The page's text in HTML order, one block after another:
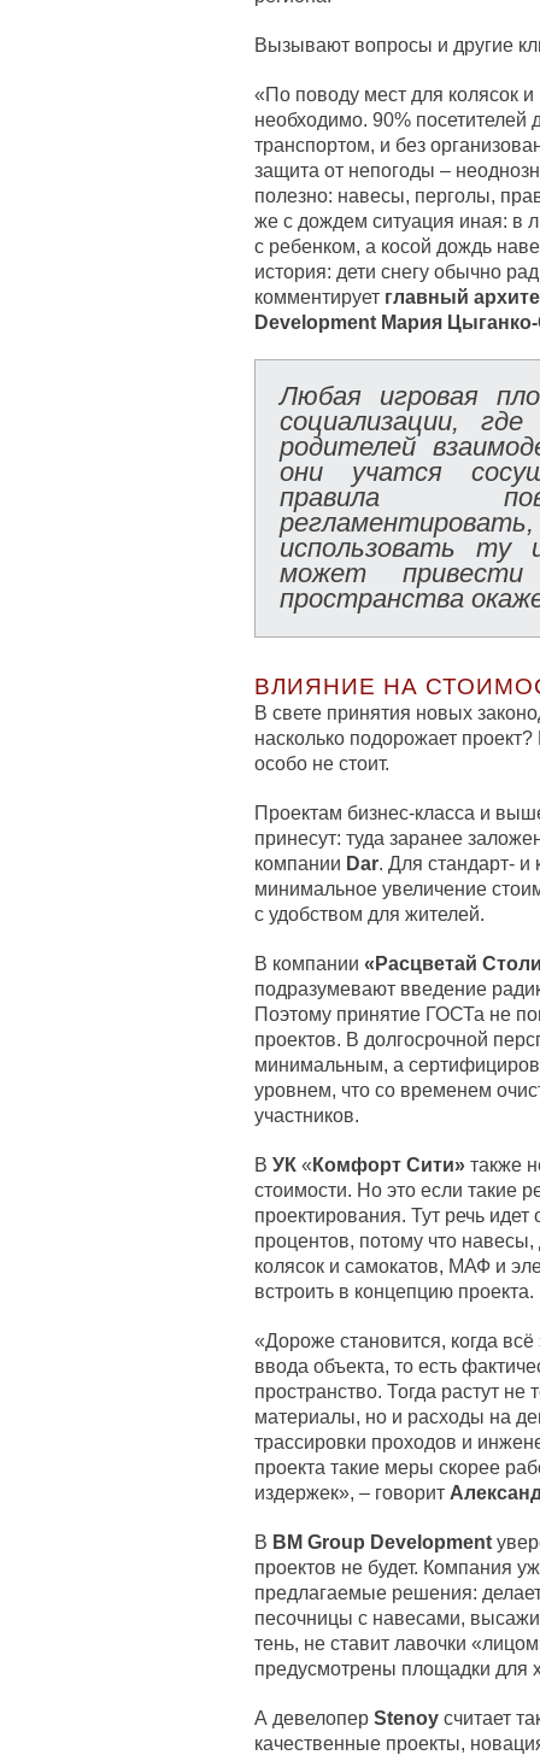
Вызывают вопросы и другие
«По поводу мест для колясок
необходимо. 90% посетителей
транспортом, и без
защита от непогоды –
полезно: навесы, перголы,
же с дождем ситуация иная: в
с ребенком, а косой дождь
история: дети снегу обычно
комментирует главный
Development Мария
Любая игровая
социализации,
родителей
они учатся
правила
использовать ту
может
пространства
ВЛИЯНИЕ НА
В свете принятия новых
насколько подорожает
особо не стоит.
Проектам бизнес-класса и
принесут: туда заранее
компании Dar. Для стандарт-
минимальное увеличение
с удобством для жителей.
В компании «Расцветай
подразумевают введение
Поэтому принятие ГОСТа не
проектов. В долгосрочной
минимальным, а
уровнем, что со временем
участников.
В УК «Комфорт Сити» также
стоимости. Но это если такие
проектирования. Тут речь
процентов, потому что
колясок и самокатов, МАФ и
встроить в концепцию проекта.
«Дороже становится, когда
ввода объекта, то есть
пространство. Тогда растут
материалы, но и расходы на
трассировки проходов и
проекта такие меры скорее
издержек», – говорит
В BM Group Development
проектов не будет. Компания
предлагаемые решения:
песочницы с навесами,
тень, не ставит лавочки
предусмотрены площадки для
А девелопер Stenoy считает
качественные проекты,